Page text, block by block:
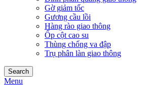
Gờ giảm tốc
Gương cầu lồi
Hàng rào giao thông
Ốp cột cao su
Thùng chống va đập
Trụ phân làn giao thông
Search
Menu